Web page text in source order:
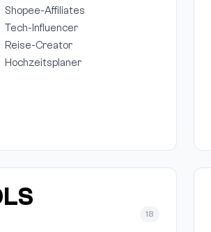
Shopee-Affiliates
Tech-Influencer
Reise-Creator
Hochzeitsplaner
18